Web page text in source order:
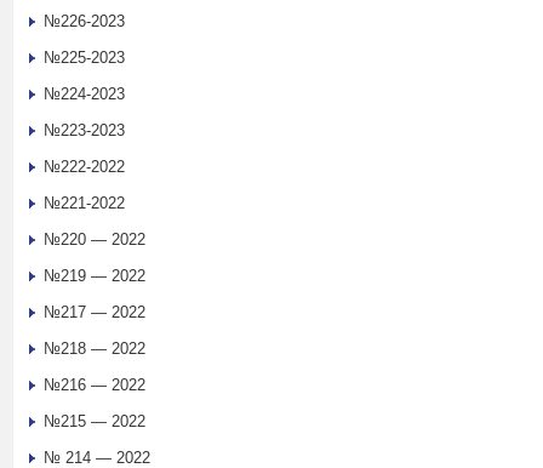
№226-2023
№225-2023
№224-2023
№223-2023
№222-2022
№221-2022
№220 — 2022
№219 — 2022
№217 — 2022
№218 — 2022
№216 — 2022
№215 — 2022
№ 214 — 2022